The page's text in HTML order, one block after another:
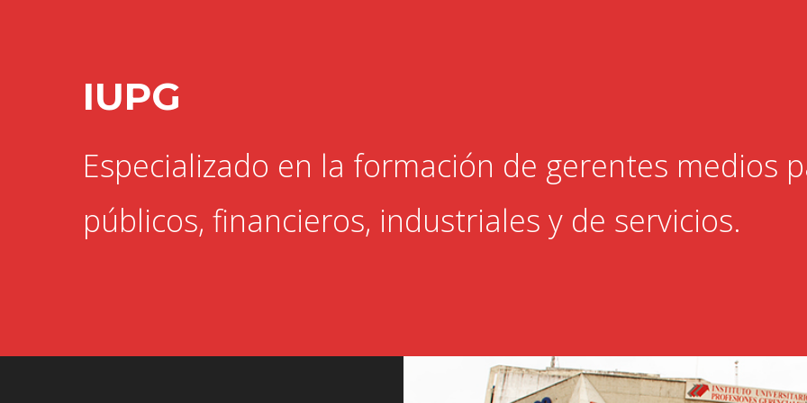
IUPG
Especializado en la formación de gerentes medios
públicos, financieros, industriales y de servicios.